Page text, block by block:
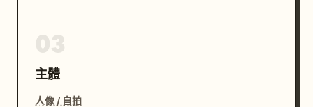
主體
人像 / 自拍